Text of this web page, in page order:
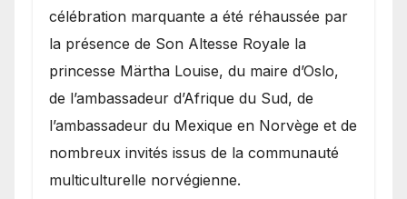
célébration marquante a été réhaussée par
la présence de Son Altesse Royale la
princesse Märtha Louise, du maire d’Oslo,
de l’ambassadeur d’Afrique du Sud, de
l’ambassadeur du Mexique en Norvège et de
nombreux invités issus de la communauté
multiculturelle norvégienne.